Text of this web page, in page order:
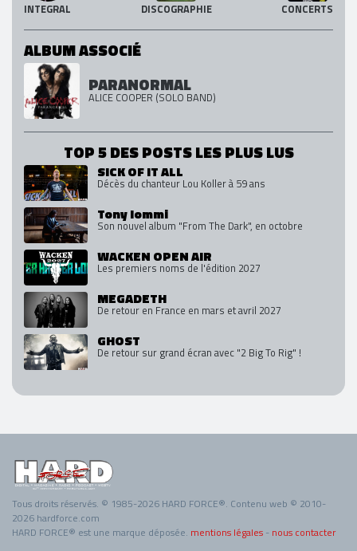
INTEGRAL DISCOGRAPHIE CONCERTS
ALBUM ASSOCIÉ
PARANORMAL
ALICE COOPER (SOLO BAND)
TOP 5 DES POSTS LES PLUS LUS
SICK OF IT ALL
Décès du chanteur Lou Koller à 59 ans
Tony Iommi
Son nouvel album "From The Dark", en octobre
WACKEN OPEN AIR
Les premiers noms de l'édition 2027
MEGADETH
De retour en France en mars et avril 2027
GHOST
De retour sur grand écran avec "2 Big To Rig" !
Tous droits réservés. © 1985-2026 HARD FORCE®. Contenu web © 2010-
2026 hardforce.com
HARD FORCE® est une marque déposée. mentions légales - nous contacter